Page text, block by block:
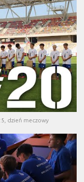
dzień meczowy